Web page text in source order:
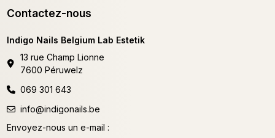
Contactez-nous
Indigo Nails Belgium Lab Estetik
13 rue Champ Lionne
7600 Péruwelz
069 301 643
info@indigonails.be
Envoyez-nous un e-mail :